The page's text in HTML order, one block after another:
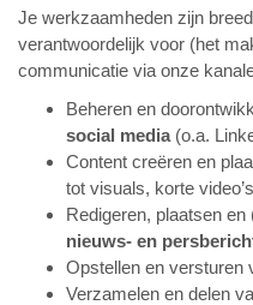
Je werkzaamheden zijn
verantwoordelijk voor (het
communicatie via onze
Beheren en
social media(o.a.
Content creëren en
tot visuals, korte
Redigeren, plaatsen
nieuws- en
Opstellen en versturen
Verzamelen en delen